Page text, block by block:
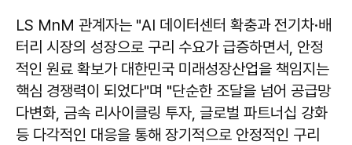
LS MnM 관계자는 "AI 데이터센터 확충과 전기차·배
터리 시장의 성장으로 구리 수요가 급증하면서, 안정
적인 원료 확보가 대한민국 미래성장산업을 책임지는
핵심 경쟁력이 되었다"며 "단순한 조달을 넘어 공급망
다변화, 금속 리사이클링 투자, 글로벌 파트너십 강화
등 다각적인 대응을 통해 장기적으로 안정적인 구리